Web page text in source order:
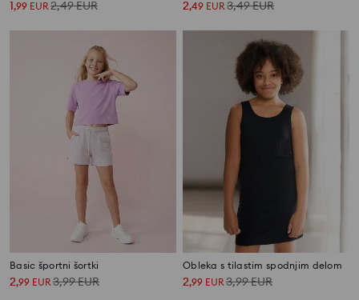
1,99 EUR2,49EUR 2,49 EUR3,49EUR
Basic športni šortki
2,99 EUR 3,99EUR
Obleka s tilastim spodnjim delom
2,99 EUR 3,99EUR